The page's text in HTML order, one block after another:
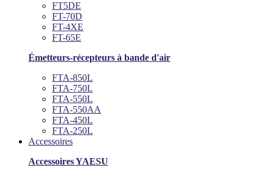
FT5DE
FT-70D
FT-4XE
FT-65E
Émetteurs-récepteurs à bande d'air
FTA-850L
FTA-750L
FTA-550L
FTA-550AA
FTA-450L
FTA-250L
Accessoires
Accessoires YAESU